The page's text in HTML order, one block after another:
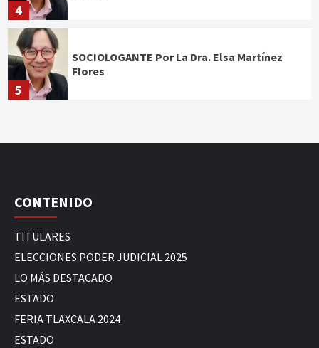
4
5
SOCIOLOGANTE Por La Dra. Elsa Martínez
Flores
CONTENIDO
TITULARES
ELECCIONES PODER JUDICIAL 2025
LO MÁS DESTACADO
ESTADO
FERIA TLAXCALA 2024
ESTADO